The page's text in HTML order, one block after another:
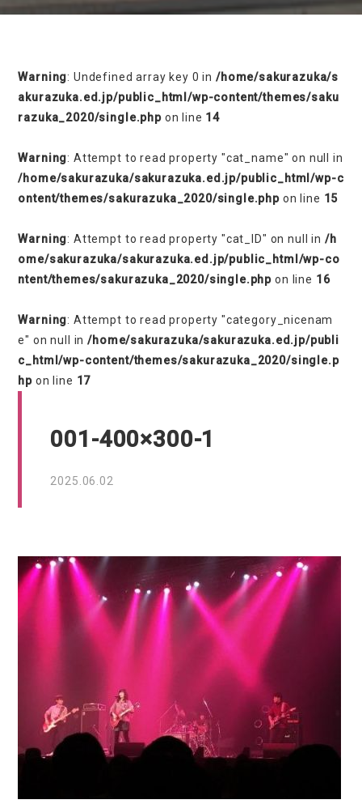
Warning: Undefined array key 0 in /home/sakurazuka/s
akurazuka.ed.jp/public_html/wp-content/themes/saku
razuka_2020/single.phpon line 14
Warning: Attempt to read property "cat_name" on null in
/home/sakurazuka/sakurazuka.ed.jp/public_html/wp-c
ontent/themes/sakurazuka_2020/single.php on line 15
Warning: Attempt to read property "cat_ID" on null in /h
ome/sakurazuka/sakurazuka.ed.jp/public_html/wp-co
ntent/themes/sakurazuka_2020/single.php on line 16
Warning: Attempt to read property "category_nicenam
e" on null in/home/sakurazuka/sakurazuka.ed.jp/publi
c_html/wp-content/themes/sakurazuka_2020/single.p
hp on line 17
001-400×300-1
2025.06.02